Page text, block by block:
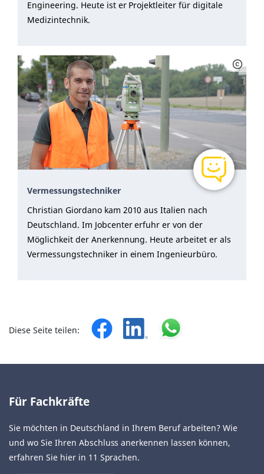
Engineering. Heute ist er Projektleiter für digitale
Medizintechnik.
Vermessungstechniker
Christian Giordano kam 2010 aus Italien nach
Deutschland. Im Jobcenter erfuhr er von der
Möglichkeit der Anerkennung. Heute arbeitet er als
Vermessungstechniker in einem Ingenieurbüro.
Diese Seite teilen:
Für Fachkräfte
Sie möchten in Deutschland in Ihrem Beruf arbeiten? Wie
und wo Sie Ihren Abschluss anerkennen lassen können,
erfahren Sie hier in 11 Sprachen.